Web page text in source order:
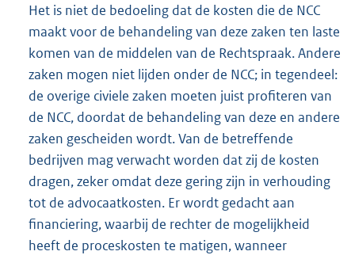
Het is niet de bedoeling dat de kosten die de NCC
maakt voor de behandeling van deze zaken ten laste
komen van de middelen van de Rechtspraak. Andere
zaken mogen niet lijden onder de NCC; in tegendeel:
de overige civiele zaken moeten juist profiteren van
de NCC, doordat de behandeling van deze en andere
zaken gescheiden wordt. Van de betreffende
bedrijven mag verwacht worden dat zij de kosten
dragen, zeker omdat deze gering zijn in verhouding
tot de advocaatkosten. Er wordt gedacht aan
financiering, waarbij de rechter de mogelijkheid
heeft de proceskosten te matigen, wanneer